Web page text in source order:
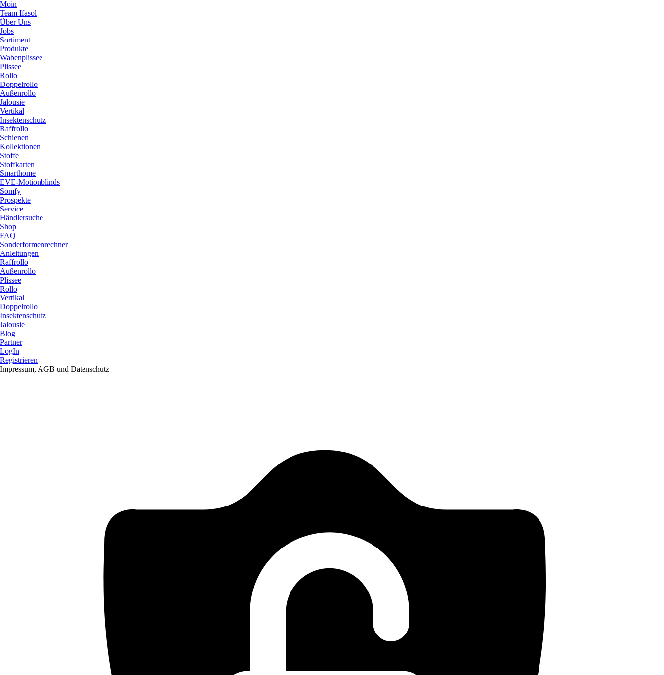
Moin
Team Ifasol
Über Uns
Jobs
Sortiment
Produkte
Wabenplissee
Plissee
Rollo
Doppelrollo
Außenrollo
Jalousie
Vertikal
Insektenschutz
Raffrollo
Schienen
Kollektionen
Stoffe
Stoffkarten
Smarthome
EVE-Motionblinds
Somfy
Prospekte
Service
Händlersuche
Shop
FAQ
Sonderformenrechner
Anleitungen
Raffrollo
Außenrollo
Plissee
Rollo
Vertikal
Doppelrollo
Insektenschutz
Jalousie
Blog
Partner
LogIn
Registrieren
Impressum, AGB und Datenschutz